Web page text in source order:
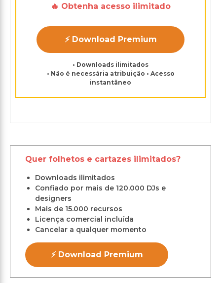
🔥 Obtenha acesso ilimitado
⚡ Download Premium
• Downloads ilimitados
• Não é necessária atribuição • Acesso
instantâneo
Quer folhetos e cartazes ilimitados?
Downloads ilimitados
Confiado por mais de 120.000 DJs e
designers
Mais de 15.000 recursos
Licença comercial incluída
Cancelar a qualquer momento
⚡ Download Premium